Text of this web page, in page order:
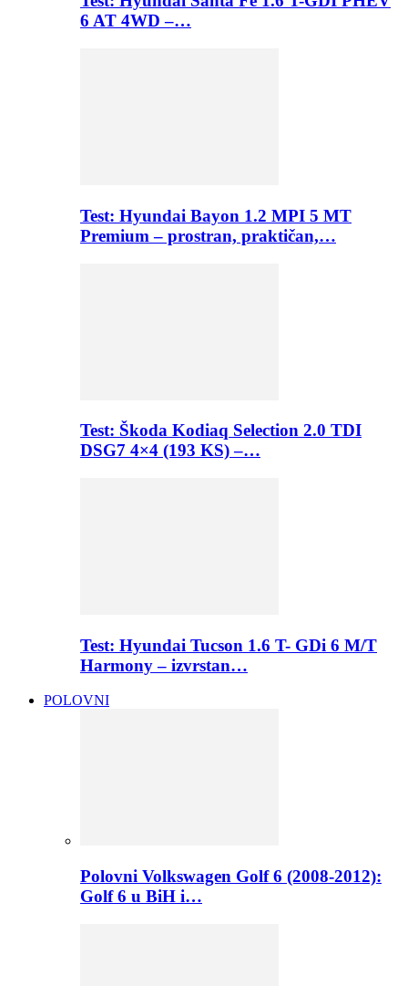
6 AT 4WD –…
Test: Hyundai Bayon 1.2 MPI 5 MT
Premium – prostran, praktičan,…
Test: Škoda Kodiaq Selection 2.0 TDI
DSG7 4×4 (193 KS) –…
Test: Hyundai Tucson 1.6 T- GDi 6 M/T
Harmony – izvrstan…
POLOVNI
Polovni Volkswagen Golf 6 (2008-2012):
Golf 6 u BiH i…